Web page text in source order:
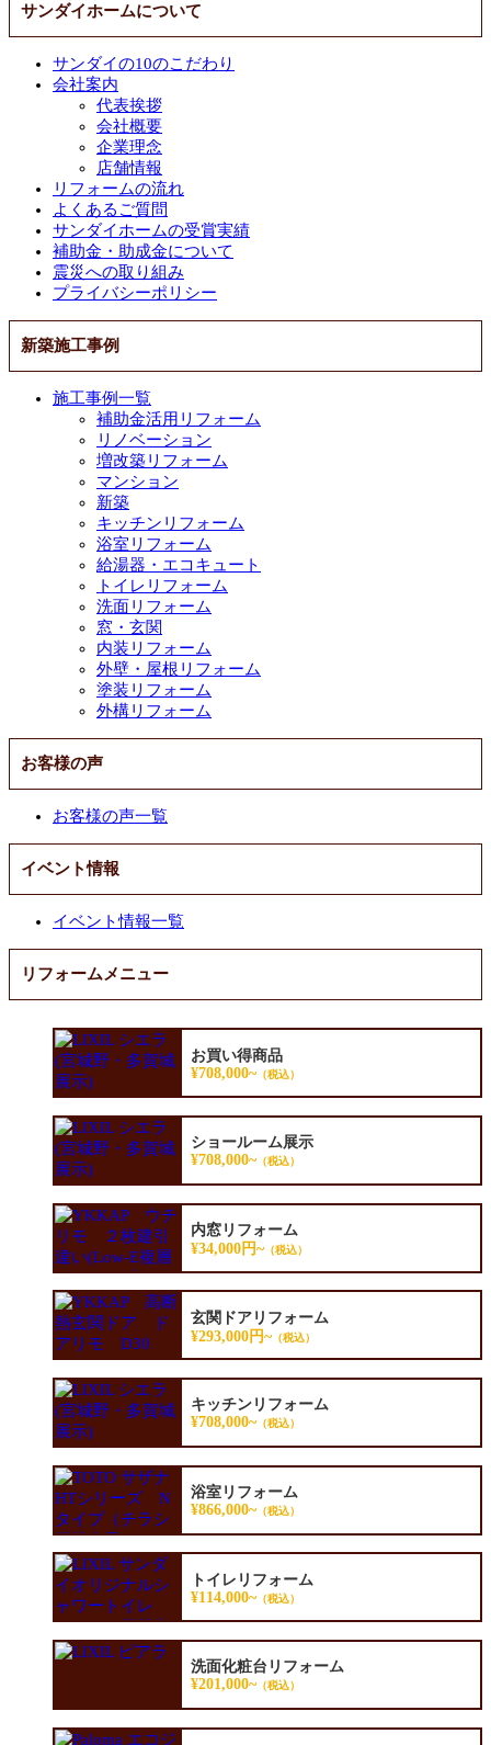
サンダイホームについて
サンダイの10のこだわり
会社案内
代表挨拶
会社概要
企業理念
店舗情報
リフォームの流れ
よくあるご質問
サンダイホームの受賞実績
補助金・助成金について
震災への取り組み
プライバシーポリシー
新築施工事例
施工事例一覧
補助金活用リフォーム
リノベーション
増改築リフォーム
マンション
新築
キッチンリフォーム
浴室リフォーム
給湯器・エコキュート
トイレリフォーム
洗面リフォーム
窓・玄関
内装リフォーム
外壁・屋根リフォーム
塗装リフォーム
外構リフォーム
お客様の声
お客様の声一覧
イベント情報
イベント情報一覧
リフォームメニュー
お買い得商品
¥708,000~（税込）
ショールーム展示
¥708,000~（税込）
内窓リフォーム
¥34,000円~（税込）
玄関ドアリフォーム
¥293,000円~（税込）
キッチンリフォーム
¥708,000~（税込）
浴室リフォーム
¥866,000~（税込）
トイレリフォーム
¥114,000~（税込）
洗面化粧台リフォーム
¥201,000~（税込）